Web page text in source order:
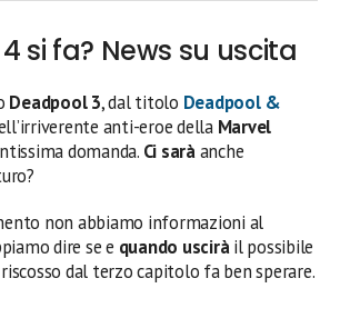
si fa? News su uscita
Deadpool 3, dal titolo Deadpool &
anti-eroe della Marvel
domanda. Ci saràanche
non abbiamo informazioni al
dire se e quando usciràil possibile
riscosso dal terzo capitolo fa ben sperare.